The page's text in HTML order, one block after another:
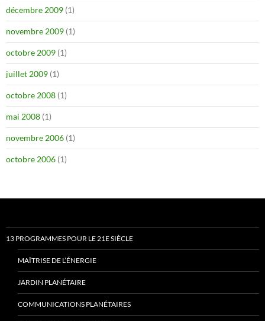
décembre 2009 (1)
novembre 2009 (1)
octobre 2009 (1)
juillet 2009 (1)
octobre 2008 (1)
mai 2008 (1)
novembre 2006 (1)
octobre 2006 (1)
13 PROGRAMMES POUR LE 21E SIÈCLE
MAÎTRISE DE L’ÉNERGIE
JARDIN PLANÉTAIRE
COMMUNICATIONS PLANÉTAIRES